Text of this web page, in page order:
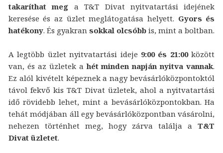
takaríthat meg a T&T Divat nyitvatartási idejének
keresése és az üzlet meglátogatása helyett. Gyors és
hatékony. És gyakran sokkal olcsóbbis, mint a boltban.
A legtöbb üzlet nyitvatartási ideje 9:00 és 21:00között
van, és az üzletek ahét minden napján nyitva vannak.
Ez alól kivételt képeznek a nagy bevásárlóközpontoktól
távol fekvő kis T&T Divat üzletek, ahol a nyitvatartási
idő rövidebb lehet, mint a bevásárlóközpontokban. Ha
tehát módjában áll egy bevásárlóközpontban vásárolni,
nehezen történhet meg, hogy zárva találja aT&T
Divat üzletet.